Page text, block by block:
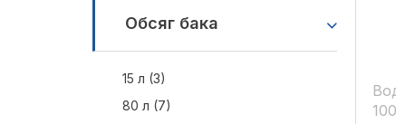
Обсяг бака
15 л (3)
80 л (7)